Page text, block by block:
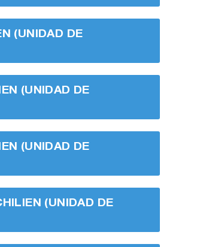
(UNIDAD DE
(UNIDAD DE
(UNIDAD DE
(UNIDAD DE